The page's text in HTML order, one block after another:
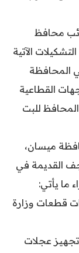
محافظ
الآتية
المحافظة
القطاعية
للبت
ميسان،
القديمة في
ما يأتي:
قطعات وزارة
عجلات